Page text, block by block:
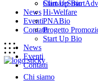
Start Up Bio
News
Eventi
Contatti
Chi siamo
Hi-Welfare
PNABio
Progetto
Start Up Bio
News
Eventi
Contatti